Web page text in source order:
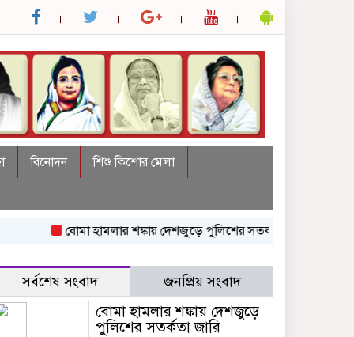
বিনোদন
শিশু কিশোর মেলা
বোমা হামলার শঙ্কায় দেশজুড়ে পুলিশের সতর্কতা জারি
সর্বশেষ সংবাদ জনপ্রিয় সংবাদ
বোমা হামলার শঙ্কায় দেশজুড়ে
পুলিশের সতর্কতা জারি